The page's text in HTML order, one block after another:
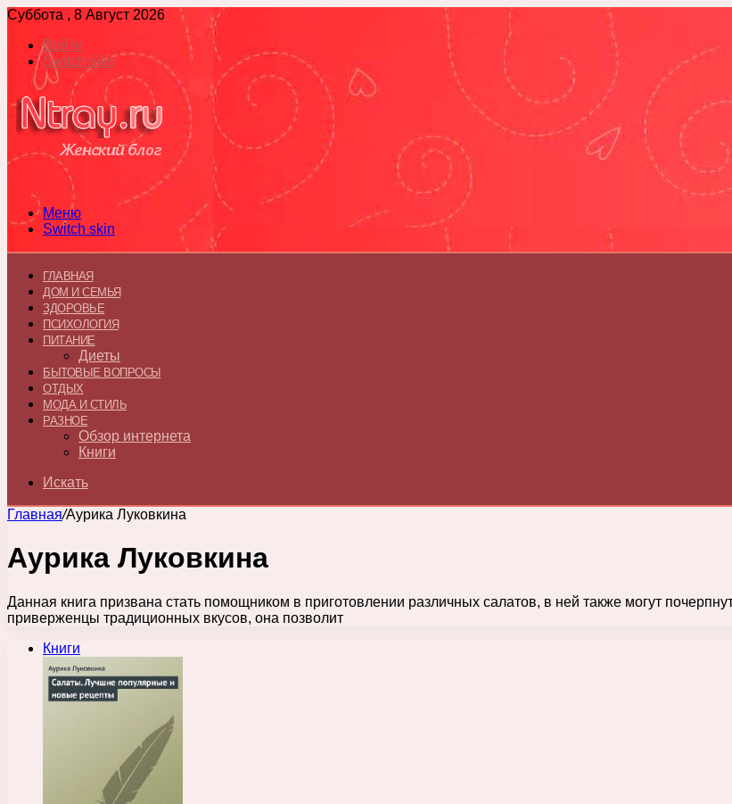
Суббота , 8 Август 2026
Войти
Switch skin
Меню
Switch skin
ГЛАВНАЯ
ДОМ И СЕМЬЯ
ЗДОРОВЬЕ
ПСИХОЛОГИЯ
ПИТАНИЕ
Диеты
БЫТОВЫЕ ВОПРОСЫ
ОТДЫХ
МОДА И СТИЛЬ
РАЗНОЕ
Обзор интернета
Книги
Искать
Главная/Аурика Луковкина
Аурика Луковкина
Данная книга призвана стать помощником в приготовлении различных салатов, в ней также могут
приверженцы традиционных вкусов, она позволит
Книги